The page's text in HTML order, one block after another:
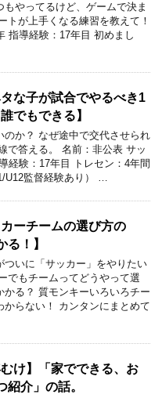
もやってるけど、ゲームで決ま
トが上手くなる練習を教えて！
指導経験：17年目 初めまし
タな子が試合でやるべき1
でもできる】
のか？ なぜ途中で交代させられ
で答える。 名前：非公表 サッ
経験：17年目 トレセン：4年間
U12監督経験あり） …
カーチームの選び方の
る！】
ついに「サッカー」をやりたい
でもチームってどうやって選
かる？ 質モンキーいろいろチー
からない！ カンタンにまとめて
け】「家でできる、お
紹介」の話。